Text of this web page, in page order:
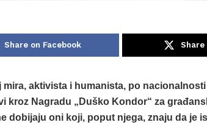
Share on Facebook
aktivista i humanista, po
kroz Nagradu „Duško Kondor“ za
dobijaju oni koji, poput njega, znaju da je